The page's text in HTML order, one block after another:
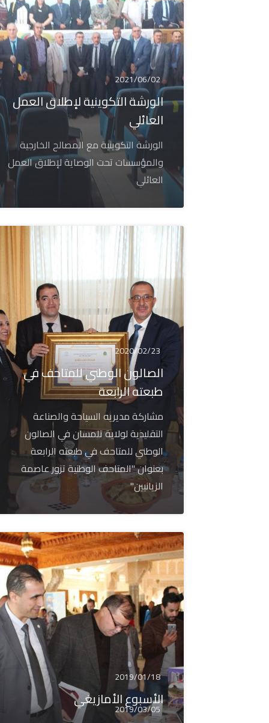
2021/06/02
الورشة التكوينية لإطلاق العمل
العائلي
الورشة التكوينية مع المصالح الخارجية
والمؤسسات تحت الوصاية لإطلاق العمل
العائلي
2020/02/23
الصالون الوطني للمتاحف في
طبعته الرابعة
مشاركة مديريه السياحة والصناعة
التقليدية لولاية تلمسان في الصالون
الوطني للمتاحف في طبعته الرابعة
بعنوان "المتاحف الوطنية تزور عاصمة
الزيانيين"
2019/03/05
2019/01/18
الأسبوع الأمازيغي